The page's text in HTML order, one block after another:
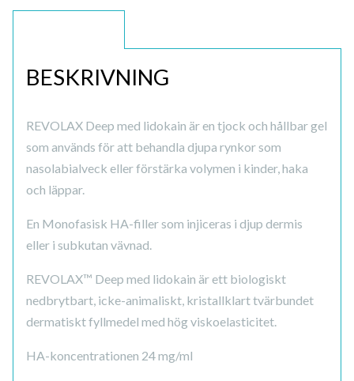
BESKRIVNING
REVOLAX Deep med lidokain är en tjock och hållbar gel
som används för att behandla djupa rynkor som
nasolabialveck eller förstärka volymen i kinder, haka
och läppar.
En Monofasisk HA-filler som injiceras i djup dermis
eller i subkutan vävnad.
REVOLAX™ Deep med lidokain är ett biologiskt
nedbrytbart, icke-animaliskt, kristallklart tvärbundet
dermatiskt fyllmedel med hög viskoelasticitet.
HA-koncentrationen 24 mg/ml